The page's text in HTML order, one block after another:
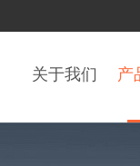
关于我们 产